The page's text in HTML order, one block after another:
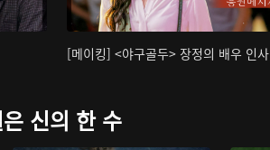
[메이킹] <야구골두> 장정의 배우 인사
신의 한 수